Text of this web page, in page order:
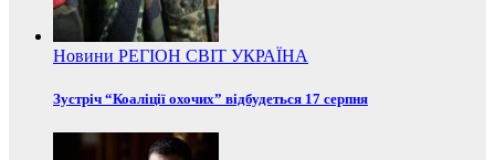
Новини РЕГІОН СВІТ УКРАЇНА
Зустріч “Коаліції охочих” відбудеться 17 серпня